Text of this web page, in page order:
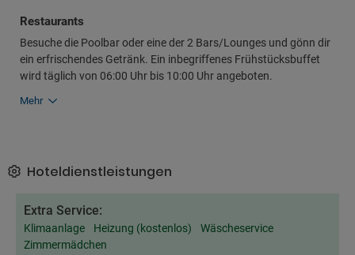
Restaurants
Besuche die Poolbar oder eine der 2 Bars/Lounges und gönn dir
ein erfrischendes Getränk. Ein inbegriffenes Frühstücksbuffet
wird täglich von 06:00 Uhr bis 10:00 Uhr angeboten.
Mehr
Hoteldienstleistungen
Extra Service:
Klimaanlage Heizung (kostenlos)
Wäscheservice
Zimmermädchen